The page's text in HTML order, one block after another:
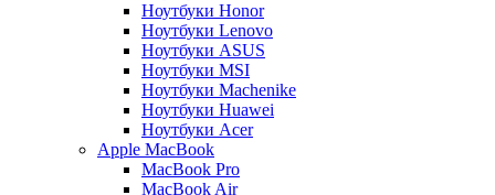
Ноутбуки Honor
Ноутбуки Lenovo
Ноутбуки ASUS
Ноутбуки MSI
Ноутбуки Machenike
Ноутбуки Huawei
Ноутбуки Acer
Apple MacBook
MacBook Pro
MacBook Air